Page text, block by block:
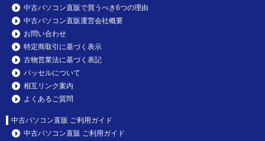
中古パソコン直販で買うべき6つの理由
中古パソコン直販運営会社概要
お問い合わせ
特定商取引に基づく表示
古物営業法に基づく表記
パッセルについて
相互リンク案内
よくあるご質問
中古パソコン直販 ご利用ガイド
中古パソコン直販 ご利用ガイド